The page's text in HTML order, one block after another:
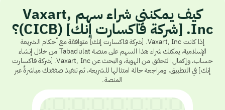
كيف يمكنني شراء سهم Vaxart,
Inc. [شركة فاكسارت إنك] (CICB)؟
إذا كانت Vaxart, Inc. [شركة فاكسارت إنك] متوافقة مع أحكام الشريعة
الإسلامية، يمكنك شراء هذا السهم على منصة Tabadulat من خلال إنشاء
حساب، وإكمال التحقق من الهوية، والبحث عن Vaxart, Inc. [شركة فاكسارت
إنك] في التطبيق، ومراجعة حالة امتثالها للشريعة، ثم تنفيذ صفقتك مباشرةً عبر
المنصة.